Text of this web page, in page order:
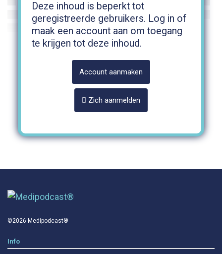
Deze inhoud is beperkt tot
geregistreerde gebruikers. Log in of
maak een account aan om toegang
te krijgen tot deze inhoud.
Account aanmaken
Zich aanmelden
©2026 Medipodcast®
Info